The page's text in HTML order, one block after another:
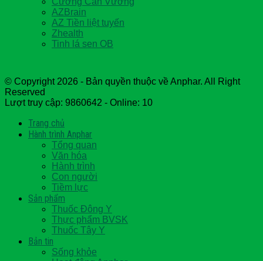
AZBrain
AZ Tiền liệt tuyến
Zhealth
Tinh lá sen OB
© Copyright 2026 - Bản quyền thuộc về Anphar. All Right
Reserved
Lượt truy cập: 9860642 - Online: 10
Trang chủ
Hành trình Anphar
Tổng quan
Văn hóa
Hành trình
Con người
Tiềm lực
Sản phẩm
Thuốc Đông Y
Thực phẩm BVSK
Thuốc Tây Y
Bản tin
Sống khỏe